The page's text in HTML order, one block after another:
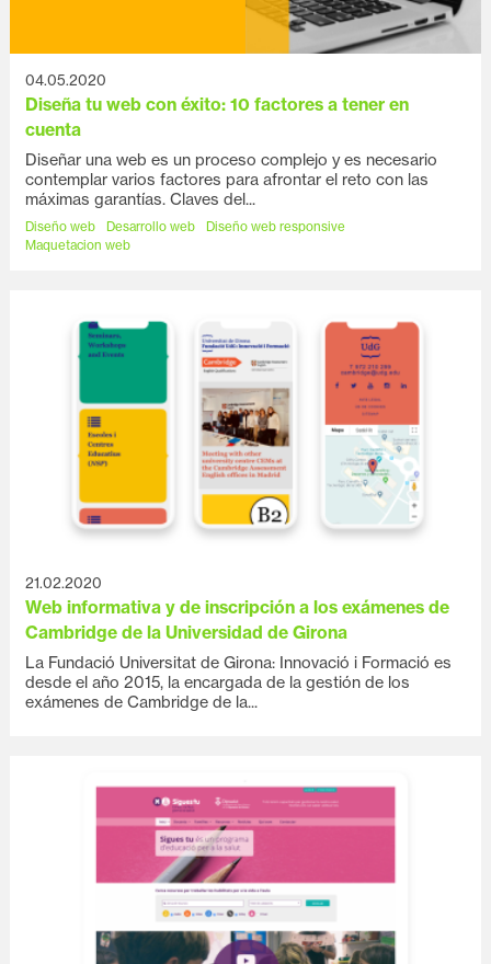
04.05.2020
Diseña tu web con éxito: 10 factores a tener en
cuenta
Diseñar una web es un proceso complejo y es necesario
contemplar varios factores para afrontar el reto con las
máximas garantías. Claves del...
Diseño web Desarrollo web
Diseño web responsive
Maquetacion web
21.02.2020
Web informativa y de inscripción a los exámenes de
Cambridge de la Universidad de Girona
La Fundació Universitat de Girona: Innovació i Formació es
desde el año 2015, la encargada de la gestión de los
exámenes de Cambridge de la...